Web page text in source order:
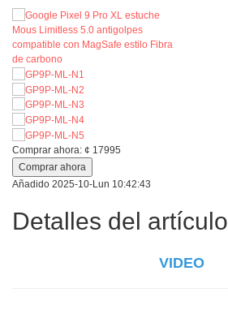
Comprar ahora: ¢ 17995
Comprar ahora
Añadido 2025-10-Lun 10:42:43
Detalles del artículo
VIDEO